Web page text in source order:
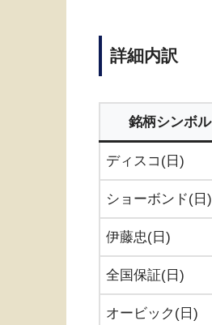
詳細内訳
銘柄シンボル
ディスコ(日)
ショーボンド(日)
伊藤忠(日)
全国保証(日)
オービック(日)